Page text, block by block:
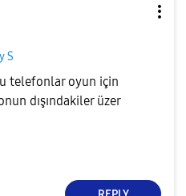
S
telefonlar oyun için
dışındakiler üzer